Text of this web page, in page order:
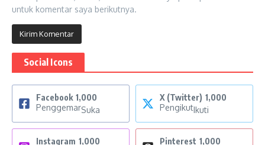
untuk komentar saya berikutnya.
Social Icons
Facebook 1,000
PenggemarSuka
X (Twitter) 1,000
PengikutIkuti
Instagram 1,000
Pinterest 1,000